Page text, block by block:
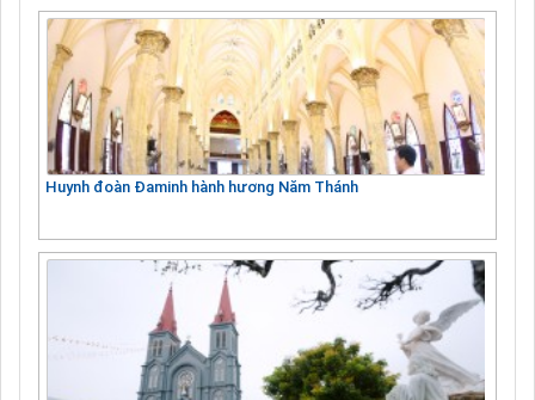
Huynh đoàn Đaminh hành hương Năm Thánh